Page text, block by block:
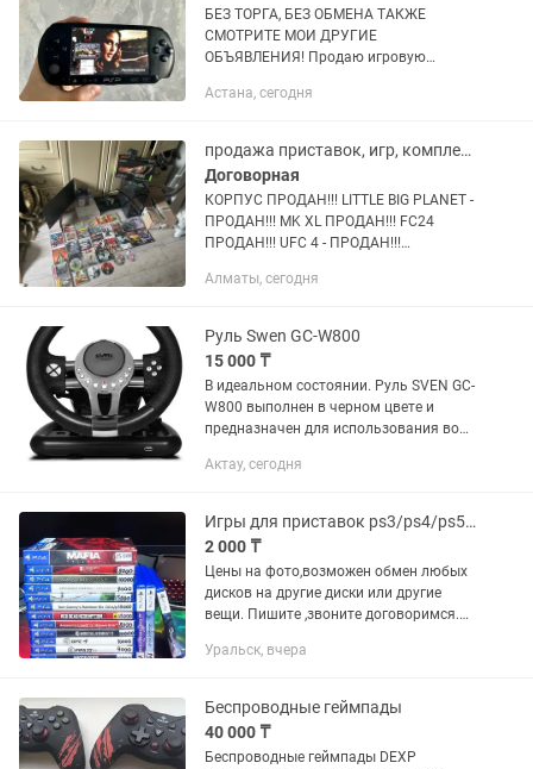
БЕЗ ТОРГА, БЕЗ ОБМЕНА ТАКЖЕ
СМОТРИТЕ МОИ ДРУГИЕ
ОБЪЯВЛЕНИЯ! Продаю игровую
(PSP). • ОРИГИНАЛЬНЫЙ аккумулятор
ПОДДЕЛКА • Карта памяти...
Астана, сегодня
продажа приставок, игр, комплектующих,
Договорная
КОРПУС ПРОДАН!!! LITTLE BIG PLANET -
ПРОДАН!!! MK XL ПРОДАН!!! FC24
ПРОДАН!!! UFC 4 - ПРОДАН!!!
плейстейшен playstation 3: 45000тг
Алматы, сегодня
Руль Swen GC-W800
15 000 ₸
В идеальном состоянии. Руль SVEN GC-
W800 выполнен в черном цвете и
предназначен для использования во
Благодаря этому стильному
консоли...
Актау, сегодня
Игры для приставок ps3/ps4/ps5/xbox
2 000 ₸
Цены на фото,возможен обмен любых
дисков на другие диски или другие
вещи. Пишите ,звоните договоримся.
ps4 ps5
Уральск, вчера
Беспроводные геймпады
40 000 ₸
Беспроводные геймпады DEXP